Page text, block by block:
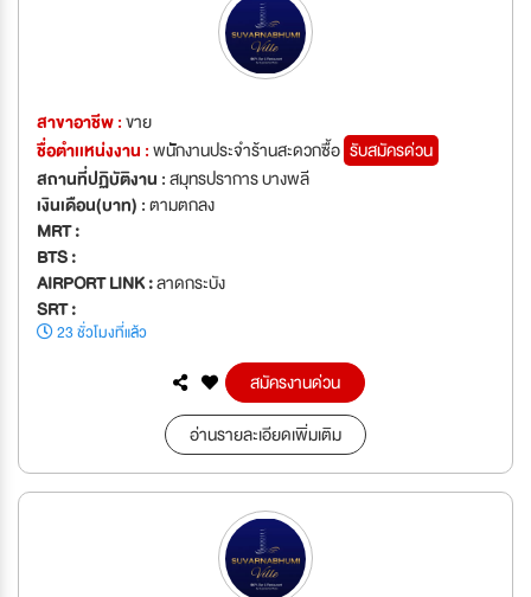
สาขาอาชีพ :ขาย
ชื่อตำเเหน่งงาน :พนััััััััััักงานประจำร้านสะดวกซื้อ รับสมัครด่วน
สถานที่ปฏิบัติงาน :สมุทรปราการ บางพลี
เงินเดือน(บาท) :ตามตกลง
MRT :
BTS :
AIRPORT LINK :ลาดกระบัง
SRT :
23 ชั่วโมงที่แล้ว
สมัครงานด่วน
อ่านรายละเอียดเพิ่มเติม